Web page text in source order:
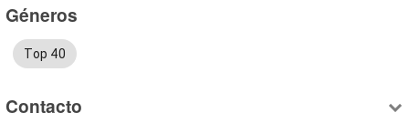
Géneros
Top 40
Contacto